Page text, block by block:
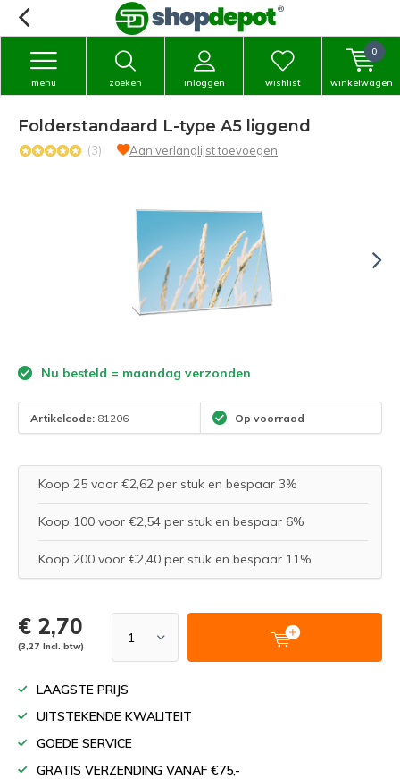
zoeken inloggen
menu wishlist winkelwagen
0
Folderstandaard L-type A5 liggend
(3) Aan verlanglijst toevoegen
Nu besteld = maandag verzonden
Artikelcode: 81206 Op voorraad
Koop 25 voor €2,62 per stuk en bespaar 3%
Koop 100 voor €2,54 per stuk en bespaar 6%
Koop 200 voor €2,40 per stuk en bespaar 11%
€ 2,70
(3,27 Incl. btw)
LAAGSTE PRIJS
UITSTEKENDE KWALITEIT
GOEDE SERVICE
GRATIS VERZENDING VANAF €75,-